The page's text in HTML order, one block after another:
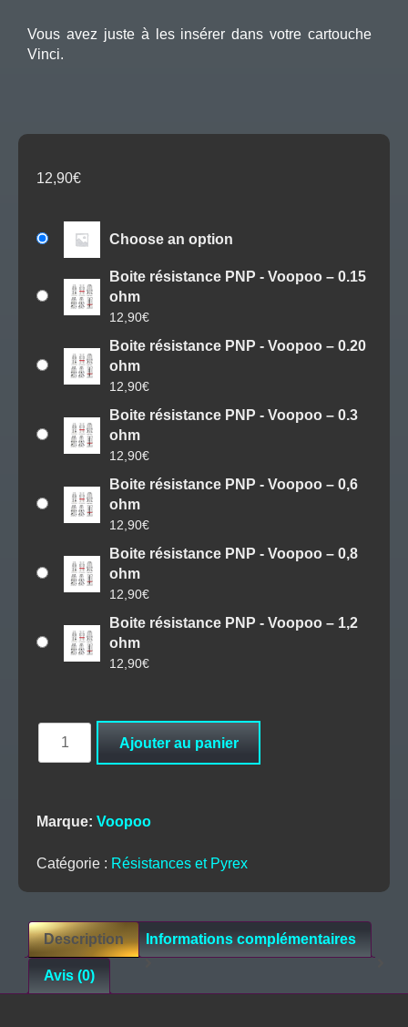
Vous avez juste à les insérer dans votre cartouche
Vinci.
12,90€
Choose an option
Boite résistance PNP - Voopoo – 0.15
ohm
12,90€
Boite résistance PNP - Voopoo – 0.20
ohm
12,90€
Boite résistance PNP - Voopoo – 0.3
ohm
12,90€
Boite résistance PNP - Voopoo – 0,6
ohm
12,90€
Boite résistance PNP - Voopoo – 0,8
ohm
12,90€
Boite résistance PNP - Voopoo – 1,2
ohm
12,90€
-
Ajouter au panier
Marque: Voopoo
Catégorie : Résistances et Pyrex
Description Informations complémentaires
Avis (0)